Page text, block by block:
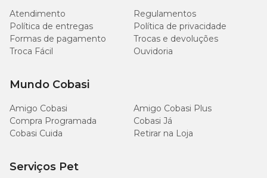
Atendimento
Regulamentos
Política de entregas
Política de privacidade
Formas de pagamento
Trocas e devoluções
Troca Fácil
Ouvidoria
Mundo Cobasi
Amigo Cobasi
Amigo Cobasi Plus
Compra Programada
Cobasi Já
Cobasi Cuida
Retirar na Loja
Serviços Pet